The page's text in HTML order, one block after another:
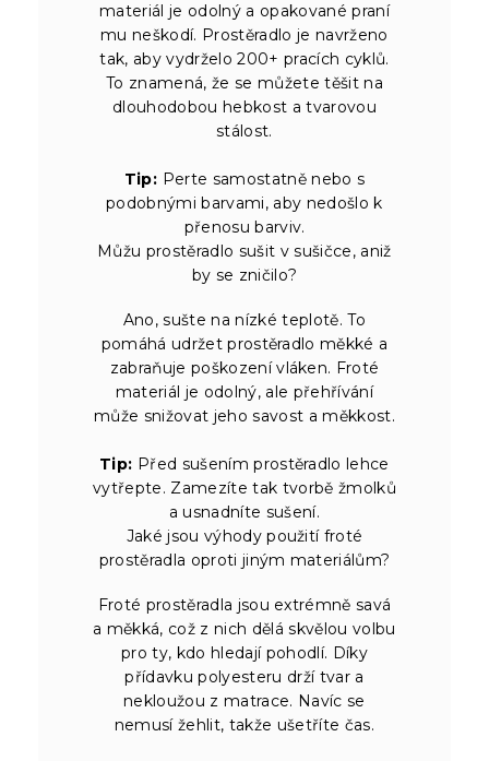
materiál je odolný a opakované praní
mu neškodí. Prostěradlo je navrženo
tak, aby vydrželo 200+ pracích cyklů.
To znamená, že se můžete těšit na
dlouhodobou hebkost a tvarovou
stálost.
Tip: Perte samostatně nebo s
podobnými barvami, aby nedošlo k
přenosu barviv.
Můžu prostěradlo sušit v sušičce, aniž
by se zničilo?
Ano, sušte na nízké teplotě. To
pomáhá udržet prostěradlo měkké a
zabraňuje poškození vláken. Froté
materiál je odolný, ale přehřívání
může snižovat jeho savost a měkkost.
Tip: Před sušením prostěradlo lehce
vytřepte. Zamezíte tak tvorbě žmolků
a usnadníte sušení.
Jaké jsou výhody použití froté
prostěradla oproti jiným materiálům?
Froté prostěradla jsou extrémně savá
a měkká, což z nich dělá skvělou volbu
pro ty, kdo hledají pohodlí. Díky
přídavku polyesteru drží tvar a
nekloužou z matrace. Navíc se
nemusí žehlit, takže ušetříte čas.